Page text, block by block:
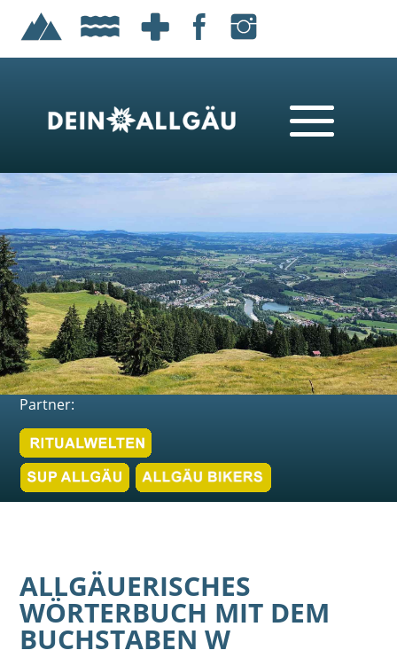
Partner:
ALLGÄUERISCHES
WÖRTERBUCH MIT DEM
BUCHSTABEN W